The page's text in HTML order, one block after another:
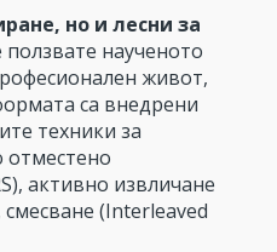
но и лесни за
наученото
живот,
са внедрени
техники за
отместено
активно извличане
(Interleaved